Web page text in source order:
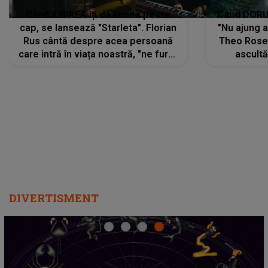
Când IUBIREA îți dă lumea peste
cap, se lansează "Starleta". Florian
Rus cântă despre acea persoană
care intră în viața noastră, "ne fură"
Când
"Nu ajung
Theo
DIVERTISMENT